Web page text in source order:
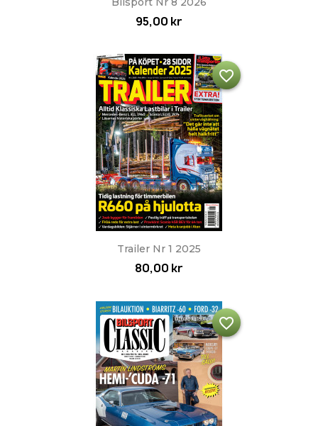
95,00 kr
Trailer Nr 1 2025
80,00 kr
favorite_border
favorite_border